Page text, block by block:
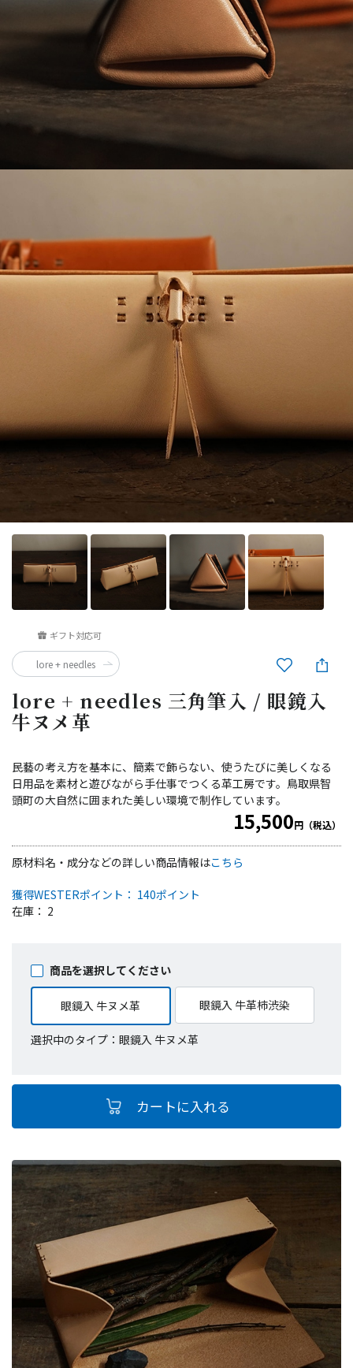
lore + needles 三角筆入 / 眼鏡入
牛ヌメ革
ギフト対応可
民藝の考え方を基本に、簡素で飾らない、使うたびに美しくなる
日用品を素材と遊びながら手仕事でつくる革工房です。鳥取県智
頭町の大自然に囲まれた美しい環境で制作しています。
15,500円（税込）
獲得WESTERポイント： 140ポイント
在庫： 2
商品を選択してください
眼鏡入 牛ヌメ革 眼鏡入 牛革柿渋染
選択中のタイプ：眼鏡入 牛ヌメ革
原材料名・成分などの詳しい商品情報はこちら
lore + needles